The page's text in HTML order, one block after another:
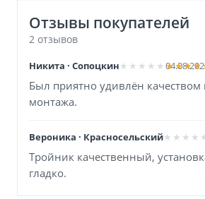
Отзывы покупателей
2 отзывов
Никита · Сопоцкин
Был приятно удивлён качеством
монтажа.
Вероника · Красносельский
Тройник качественный,
гладко.